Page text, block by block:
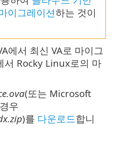
이그레이션하는 것이
에서 최신 VA로 마이그
서 Rocky Linux로의 마
(또는 Microsoft
우
)를 다운로드합니